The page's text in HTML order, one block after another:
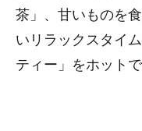
茶」、甘いものを
いリラックスタイ
ティー」をホット